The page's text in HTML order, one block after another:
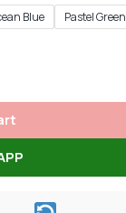
Blue Pastel Green